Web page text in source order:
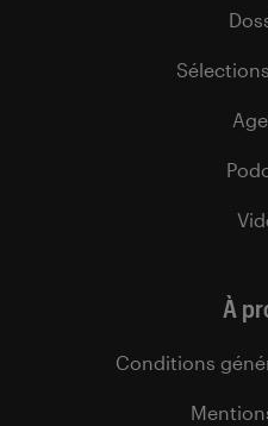
À
Conditions